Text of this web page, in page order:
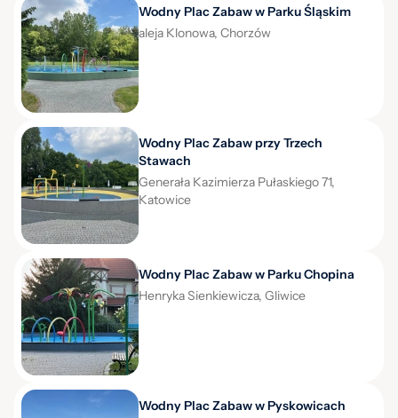
Wodny Plac Zabaw w Parku Śląskim
aleja Klonowa, Chorzów
Wodny Plac Zabaw przy Trzech
Stawach
Generała Kazimierza Pułaskiego 71,
Katowice
Wodny Plac Zabaw w Parku Chopina
Henryka Sienkiewicza, Gliwice
Wodny Plac Zabaw w Pyskowicach